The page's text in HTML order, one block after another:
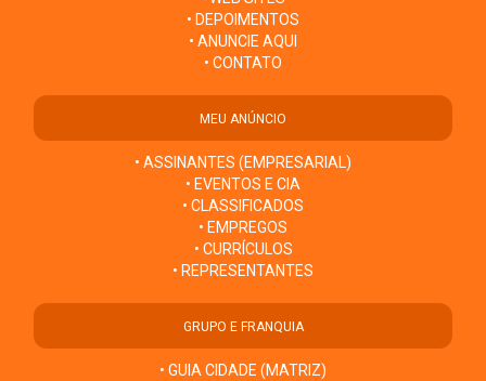
• DEPOIMENTOS
• ANUNCIE AQUI
• CONTATO
MEU ANÚNCIO
• ASSINANTES (EMPRESARIAL)
• EVENTOS E CIA
• CLASSIFICADOS
• EMPREGOS
• CURRÍCULOS
• REPRESENTANTES
GRUPO E FRANQUIA
• GUIA CIDADE (MATRIZ)